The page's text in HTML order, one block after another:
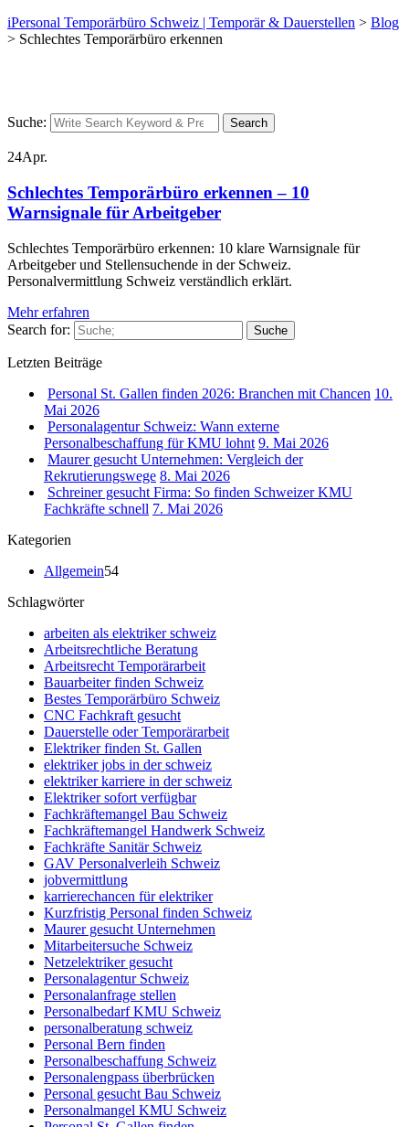
iPersonal Temporärbüro Schweiz | Temporär & Dauerstellen > Blog
> Schlechtes Temporärbüro erkennen
Suche: Search
24Apr.
Schlechtes Temporärbüro erkennen – 10
Warnsignale für Arbeitgeber
Schlechtes Temporärbüro erkennen: 10 klare Warnsignale für
Arbeitgeber und Stellensuchende in der Schweiz.
Personalvermittlung Schweiz verständlich erklärt.
Mehr erfahren
Search for:
Suche
Letzten Beiträge
Personal St. Gallen finden 2026: Branchen mit Chancen 10.
Mai 2026
Personalagentur Schweiz: Wann externe
Personalbeschaffung für KMU lohnt 9. Mai 2026
Maurer gesucht Unternehmen: Vergleich der
Rekrutierungswege 8. Mai 2026
Schreiner gesucht Firma: So finden Schweizer KMU
Fachkräfte schnell 7. Mai 2026
Kategorien
Allgemein54
Schlagwörter
arbeiten als elektriker schweiz
Arbeitsrechtliche Beratung
Arbeitsrecht Temporärarbeit
Bauarbeiter finden Schweiz
Bestes Temporärbüro Schweiz
CNC Fachkraft gesucht
Dauerstelle oder Temporärarbeit
Elektriker finden St. Gallen
elektriker jobs in der schweiz
elektriker karriere in der schweiz
Elektriker sofort verfügbar
Fachkräftemangel Bau Schweiz
Fachkräftemangel Handwerk Schweiz
Fachkräfte Sanitär Schweiz
GAV Personalverleih Schweiz
jobvermittlung
karrierechancen für elektriker
Kurzfristig Personal finden Schweiz
Maurer gesucht Unternehmen
Mitarbeitersuche Schweiz
Netzelektriker gesucht
Personalagentur Schweiz
Personalanfrage stellen
Personalbedarf KMU Schweiz
personalberatung schweiz
Personal Bern finden
Personalbeschaffung Schweiz
Personalengpass überbrücken
Personal gesucht Bau Schweiz
Personalmangel KMU Schweiz